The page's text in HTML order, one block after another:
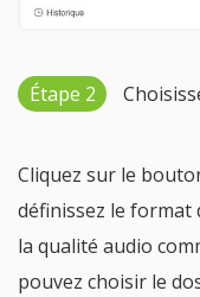
Étape 2
Cliquez sur le
définissez le format
la qualité audio
pouvez choisir le